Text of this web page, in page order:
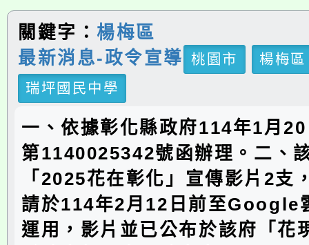
關鍵字： 楊梅區
最新消息-政令宣導
桃園市
楊梅區
瑞坪國民中學
一、依據彰化縣政府114年1月
第1140025342號函辦理。二、
「2025花在彰化」宣傳影片2支
請於114年2月12日前至Google
運用，影片並已公布於該府「